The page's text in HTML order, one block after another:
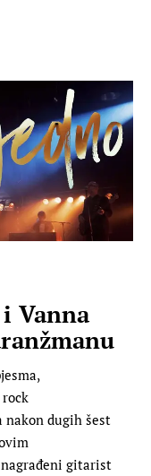
i Vanna
rock
nakon dugih šest
gitarist